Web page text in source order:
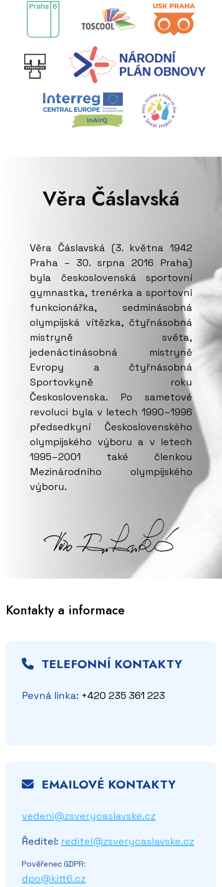
Věra Čáslavská
Věra Čáslavská (3. května 1942
Praha – 30. srpna 2016 Praha)
byla československá sportovní
gymnastka, trenérka a sportovní
funkcionářka, sedminásobná
olympijská vítězka, čtyřnásobná
mistryně světa,
jedenáctinásobná mistryně
Evropy a čtyřnásobná
Sportovkyně roku
Československa. Po sametové
revoluci byla v letech 1990–1996
předsedkyní Československého
olympijského výboru a v letech
1995–2001 také členkou
Mezinárodního olympijského
výboru.
Kontakty a informace
TELEFONNÍ KONTAKTY
Pevná linka: +420 235 361 223
EMAILOVÉ KONTAKTY
vedeni@zsverycaslavske.cz
Ředitel: reditel@zsverycaslavske.cz
Pověřenec GDPR:
dpo@kitt6.cz